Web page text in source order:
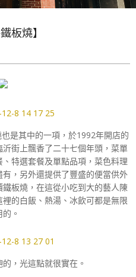
板燒】
是其中的一項，於1992年開店的
沂街上飄香了二十七個年頭，菜單
特選套餐及單點品項，菜色料理
，另外還提供了豐盛的便當供外
板燒，在這從小吃到大的藝人陳
的白飯、熱湯、冰飲可都是無限
。
，光這點就很實在。